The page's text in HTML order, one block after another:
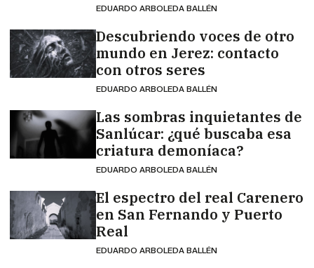
EDUARDO ARBOLEDA BALLÉN
Descubriendo voces de otro
mundo en Jerez: contacto
con otros seres
EDUARDO ARBOLEDA BALLÉN
Las sombras inquietantes de
Sanlúcar: ¿qué buscaba esa
criatura demoníaca?
EDUARDO ARBOLEDA BALLÉN
El espectro del real Carenero
en San Fernando y Puerto
Real
EDUARDO ARBOLEDA BALLÉN